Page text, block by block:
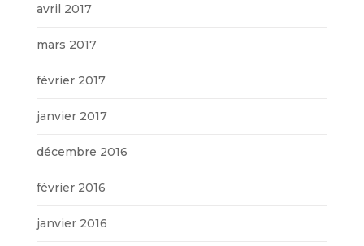
avril 2017
mars 2017
février 2017
janvier 2017
décembre 2016
février 2016
janvier 2016